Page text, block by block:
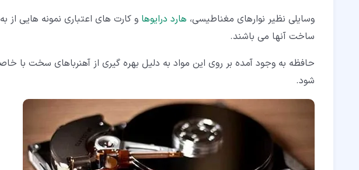
وسایلی نظیر نوارهای مغناطیسی، هارد درایوها و کارت های اعتباری نمونه هایی از
ساخت آنها می باشند.
حافظه به وجود آمده بر روی این مواد به دلیل بهره گیری از آهنرباهای سخت با
شود.